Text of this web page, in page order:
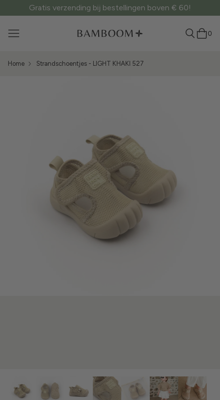
Gratis verzending bij bestellingen boven € 60!
0
Home Strandschoentjes - LIGHT KHAKI 527